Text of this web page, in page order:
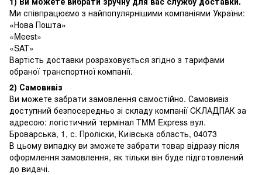
Ми співпрацюємо з найпопулярнішими компаніями України:
«Нова Пошта»
«Meest»
«SAT»
Вартість доставки розраховується згідно з тарифами
обраної транспортної компанії.
2) Самовивіз
Ви можете забрати замовлення самостійно. Самовивіз
доступний безпосередньо зі складу компанії CКЛАДПАК за
адресою: логістичний термінал TMM Express вул.
Броварська, 1, с. Проліски, Київська область, 04073
В цьому випадку ви зможете забрати товар відразу після
оформлення замовлення, як тільки він буде підготовлений
до видачі.